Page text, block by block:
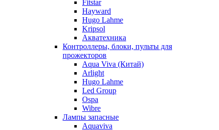
Fitstar
Hayward
Hugo Lahme
Kripsol
Акватехника
Контроллеры, блоки, пульты для
прожекторов
Aqua Viva (Китай)
Arlight
Hugo Lahme
Led Group
Ospa
Wibre
Лампы запасные
Aquaviva